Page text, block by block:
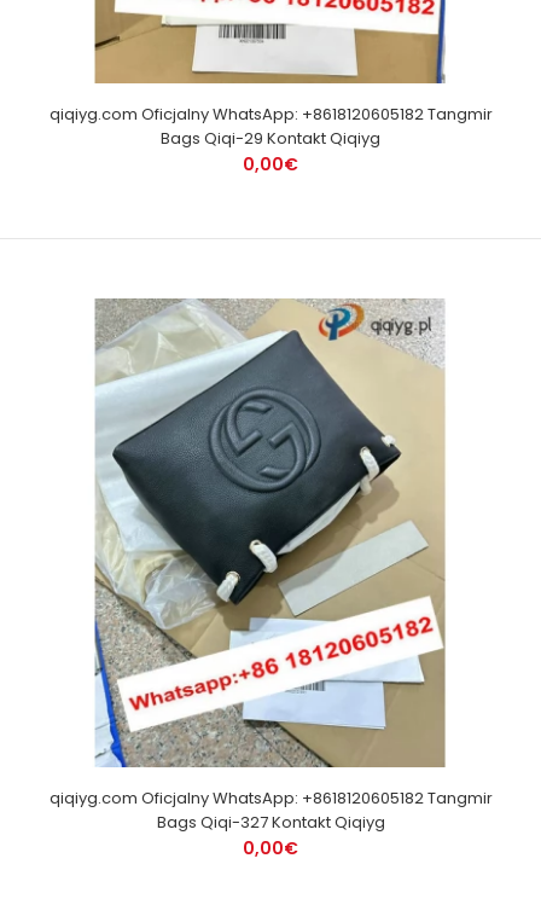
qiqiyg.com Oficjalny WhatsApp: +8618120605182 Tangmir
Bags Qiqi-29 Kontakt Qiqiyg
0,00€
qiqiyg.com Oficjalny WhatsApp: +8618120605182 Tangmir
Bags Qiqi-327 Kontakt Qiqiyg
0,00€